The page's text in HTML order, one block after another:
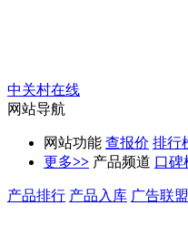
中关村在线
网站导航
网站功能 查报价 排行
更多>> 产品频道 口碑
产品排行 产品入库 广告联盟